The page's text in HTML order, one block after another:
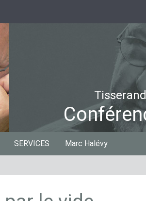
SERVICES Marc Halévy